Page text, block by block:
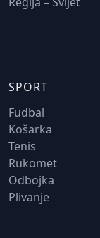
SPORT
Fudbal
Košarka
Tenis
Rukomet
Odbojka
Plivanje